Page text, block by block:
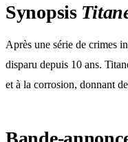
Synopsis
Après une série de crimes
disparu depuis 10 ans.
et à la corrosion, donnant